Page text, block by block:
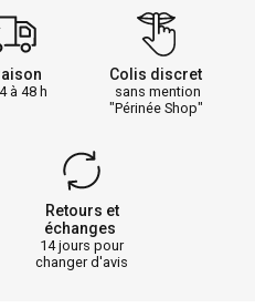
à 48 h
Colis discret
sans mention
"Périnée Shop"
Retours et
échanges
14 jours pour
changer d'avis